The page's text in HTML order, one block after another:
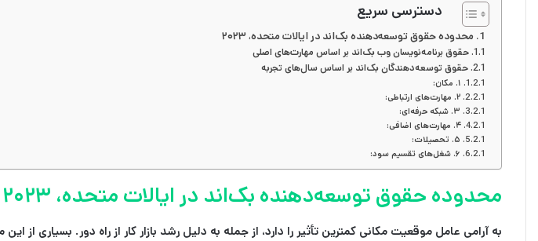
دسترسی سریع
محدوده حقوق توسعه‌دهنده بک‌اند در ایالات متحده، ۲۰۲۳
حقوق برنامه‌نویسان وب بک‌اند بر اساس مهارت‌های اصلی
حقوق توسعه‌دهندگان بک‌اند بر اساس سال‌های تجربه
۱. مکان:
۲. مهارت‌های ارتباطی:
۳. شبکه حرفه‌ای:
۴. مهارت‌های اضافی:
۵. تحصیلات:
۶. شغل‌های تقسیم سود:
محدوده حقوق توسعه‌دهنده بک‌اند در ایالات متحده، ۲۰۲۳
به آرامی عامل موقعیت مکانی کمترین تأثیر را دارد، از جمله به دلیل رشد بازار کار از راه دور.